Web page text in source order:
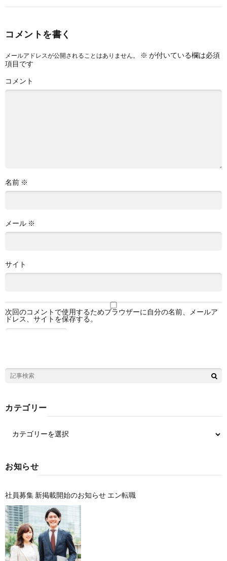
コメントを書く
メールアドレスが公開されることはありません。 ※ が付いている欄は必須
項目です
コメント
名前 ※
メール ※
サイト
次回のコメントで使用するためブラウザーに自分の名前、メールア
ドレス、サイトを保存する。
カテゴリー
お知らせ
社員募集 新掲載開始のお知らせ エン転職